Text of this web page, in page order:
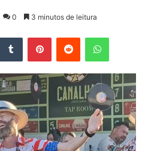
0 3 minutos de leitura